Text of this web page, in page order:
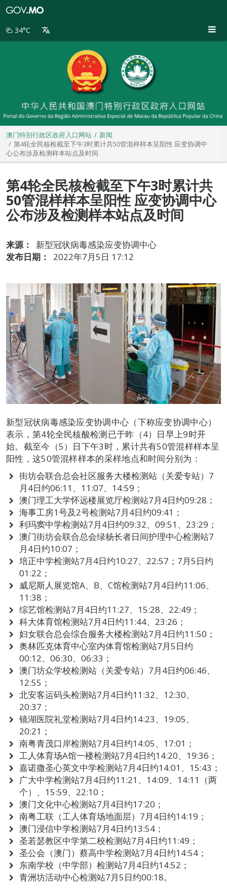
别
34°C
澳门特别行政区政府入口网站
新闻
第4轮全民核检截至下午3时累计共50管混样样本呈阳性 应变协调中
心公布涉及检测样本站点及时间
第4轮全民核检截至下午3时累计共
50管混样样本呈阳性 应变协调中心
公布涉及检测样本站点及时间
来源：
新型冠状病毒感染应变协调中心
发布日期：
2022年7月5日 17:12
新型冠状病毒感染应变协调中心（下称应变协调中心）
表示，第4轮全民核酸检测已于昨（4）日早上9时开
始。截至今（5）日下午3时，累计共有50管混样样本呈
阳性，这50管混样样本的采样地点和时间分别为：
街坊会联合总会社区服务大楼检测站（关爱专站）7
月4日约06:11、11:07、14:59；
澳门理工大学怀远楼展览厅检测站7月4日约09:28；
海事工房1号及2号检测站7月4日约09:41；
利玛窦中学检测站7月4日约09:32、09:51、23:29；
澳门街坊会联合总会绿杨长者日间护理中心检测站7
月4日约10:07；
培正中学检测站7月4日约10:27、22:57；7月5日约
01:22；
威尼斯人展览馆A、B、C馆检测站7月4日约11:06、
11:38；
综艺馆检测站7月4日约11:27、15:28、22:49；
科大体育馆检测站7月4日约11:44、23:26；
妇女联合总会综合服务大楼检测站7月4日约11:50；
奥林匹克体育中心室内体育馆检测站7月5日约
00:12、06:30、06:33；
澳门坊众学校检测站（关爱专站）7月4日约06:46、
12:55；
北安客运码头检测站7月4日约11:32、12:30、
20:37；
镜湖医院礼堂检测站7月4日约14:23、19:05、
20:21；
南粤青茂口岸检测站7月4日约14:05、17:01；
工人体育场A馆一楼检测站7月4日约14:20、19:36；
嘉诺撒圣心英文中学检测站7月4日约14:01、15:43；
广大中学检测站7月4日约11:21、14:09、14:11（两
个）、15:59、22:10；
澳门文化中心检测站7月4日约17:20；
南粤工联（工人体育场地面层）7月4日约14:19；
澳门浸信中学检测站7月4日约13:54；
圣若瑟教区中学第二校检测站7月4日约11:49；
圣公会（澳门）蔡高中学检测站7月4日约14:54；
东南学校（中学部）检测站7月4日约14:52；
青洲坊活动中心检测站7月5日约00:18。